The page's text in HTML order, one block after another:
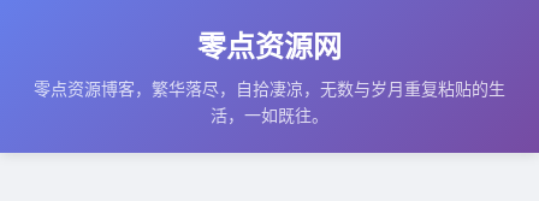
零点资源网
零点资源博客，繁华落尽，自拾凄凉，无数与岁月重复粘贴的生
活，一如既往。